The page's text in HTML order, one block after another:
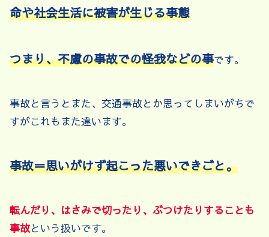
命や社会生活に被害が生じる事態
つまり、不慮の事故での怪我などの事です。
事故と言うとまた、交通事故とか思ってしまいがちで
すがこれもまた違います。
事故＝思いがけず起こった悪いできごと。
転んだり、はさみで切ったり、ぶつけたりすることも
事故という扱いです。